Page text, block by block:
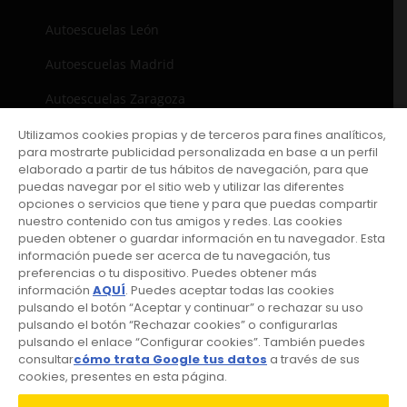
Autoescuelas León
Autoescuelas Madrid
Autoescuelas Zaragoza
NUESTROS SERVICIOS
Carnet de coche
Carnet de moto
Curso de recuperación de puntos del carnet
Carnets profesionales
Packs
RACC START
Utilizamos cookies propias y de terceros para fines analíticos,
para mostrarte publicidad personalizada en base a un perfil
elaborado a partir de tus hábitos de navegación, para que
puedas navegar por el sitio web y utilizar las diferentes
opciones o servicios que tiene y para que puedas compartir
nuestro contenido con tus amigos y redes. Las cookies
pueden obtener o guardar información en tu navegador. Esta
información puede ser acerca de tu navegación, tus
preferencias o tu dispositivo. Puedes obtener más
información AQUÍ. Puedes aceptar todas las cookies
pulsando el botón “Aceptar y continuar” o rechazar su uso
pulsando el botón “Rechazar cookies” o configurarlas
pulsando el enlace “Configurar cookies”. También puedes
consultarcómo trata Google tus datos a través de sus
cookies, presentes en esta página.